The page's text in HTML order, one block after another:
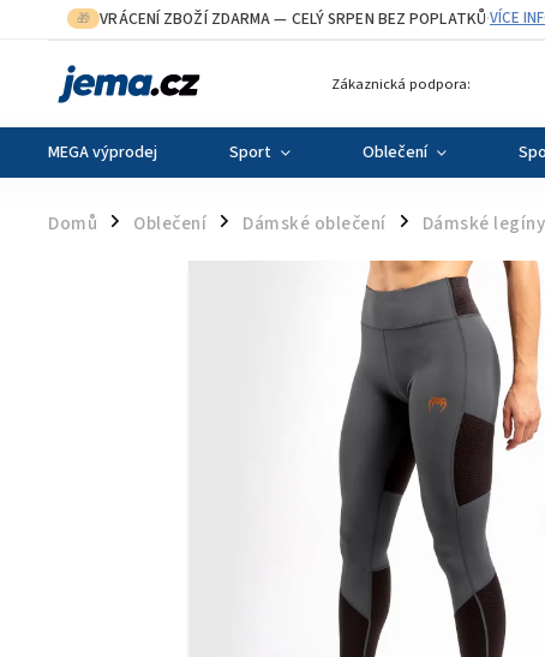
🎁 VRÁCENÍ ZBOŽÍ ZDARMA— CELÝ SRPEN BEZ POPLATKŮ·VÍCE
Zákaznická podpora:
MEGA výprodej Sport Oblečení
Domů / Oblečení / Dámské oblečení / Dámské legíny